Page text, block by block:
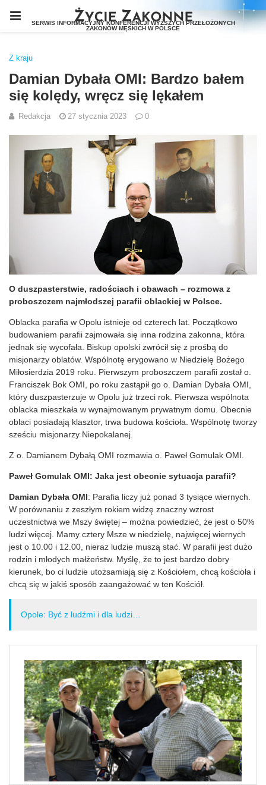
Z kraju
Damian Dybała OMI: Bardzo bałem
się kolędy, wręcz się lękałem
Redakcja 27 stycznia 2023 0
O duszpasterstwie, radościach i obawach – rozmowa z
proboszczem najmłodszej parafii oblackiej w Polsce.
Oblacka parafia w Opolu istnieje od czterech lat. Początkowo
budowaniem parafii zajmowała się inna rodzina zakonna, która
jednak się wycofała. Biskup opolski zwrócił się z prośbą do
misjonarzy oblatów. Wspólnotę erygowano w Niedzielę Bożego
Miłosierdzia 2019 roku. Pierwszym proboszczem parafii został o.
Franciszek Bok OMI, po roku zastąpił go o. Damian Dybała OMI,
który duszpasterzuje w Opolu już trzeci rok. Pierwsza wspólnota
oblacka mieszkała w wynajmowanym prywatnym domu. Obecnie
oblaci posiadają klasztor, trwa budowa kościoła. Wspólnotę tworzy
sześciu misjonarzy Niepokalanej.
Z o. Damianem Dybałą OMI rozmawia o. Paweł Gomulak OMI.
Paweł Gomulak OMI: Jaka jest obecnie sytuacja parafii?
Damian Dybała OMI: Parafia liczy już ponad 3 tysiące wiernych.
W porównaniu z zeszłym rokiem widzę znaczny wzrost
uczestnictwa we Mszy świętej – można powiedzieć, że jest o 50%
ludzi więcej. Mamy cztery Msze w niedzielę, najwięcej wiernych
jest o 10.00 i 12.00, nieraz ludzie muszą stać. W parafii jest dużo
rodzin i młodych małżeństw. Myślę, że to jest bardzo dobry
kierunek, bo ci ludzie utożsamiają się z Kościołem, chcą kościoła i
chcą się w jakiś sposób zaangażować w ten Kościół.
Opole: Być z ludźmi i dla ludzi…